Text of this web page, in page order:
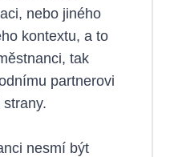
nebo jiného
kontextu, a to
tak
partnerovi
nesmí být